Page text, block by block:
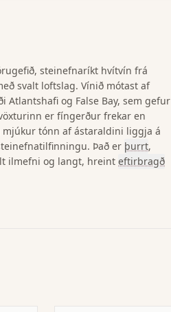
steinefnaríkt hvítvín frá
svalt loftslag. Vínið mótast af
og False Bay, sem gefur
er fíngerður frekar en
tónn af ástaraldini liggja á
Það er þurrt,
ilmefni og langt, hreint eftirbragð